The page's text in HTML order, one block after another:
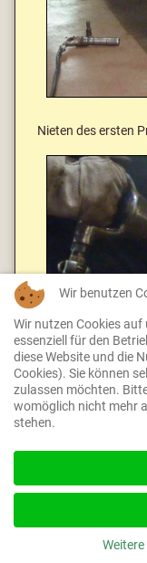
Nieten des ersten
Probeniet fertig!
Absicht - hier wird
und
Wir benutzen
Wir nutzen Cookies auf
essenziell für den
diese Website und die
Cookies). Sie können
zulassen möchten.
womöglich nicht mehr
stehen.